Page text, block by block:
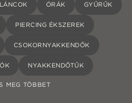
ÓRÁK GYŰRŰK
PIERCING ÉKSZEREK
CSOKORNYAKKENDŐK
NYAKKENDŐTŰK
MEG TÖBBET